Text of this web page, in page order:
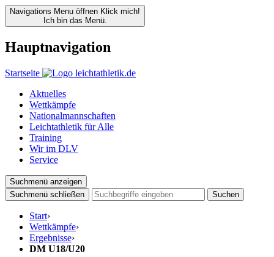
Navigations Menu öffnen Klick mich!
Ich bin das Menü.
Hauptnavigation
Startseite
Aktuelles
Wettkämpfe
Nationalmannschaften
Leichtathletik für Alle
Training
Wir im DLV
Service
Suchmenü anzeigen
Suchmenü schließen
Suchen
Start›
Wettkämpfe›
Ergebnisse›
DM U18/U20